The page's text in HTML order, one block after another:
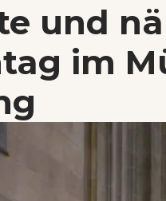
und
im